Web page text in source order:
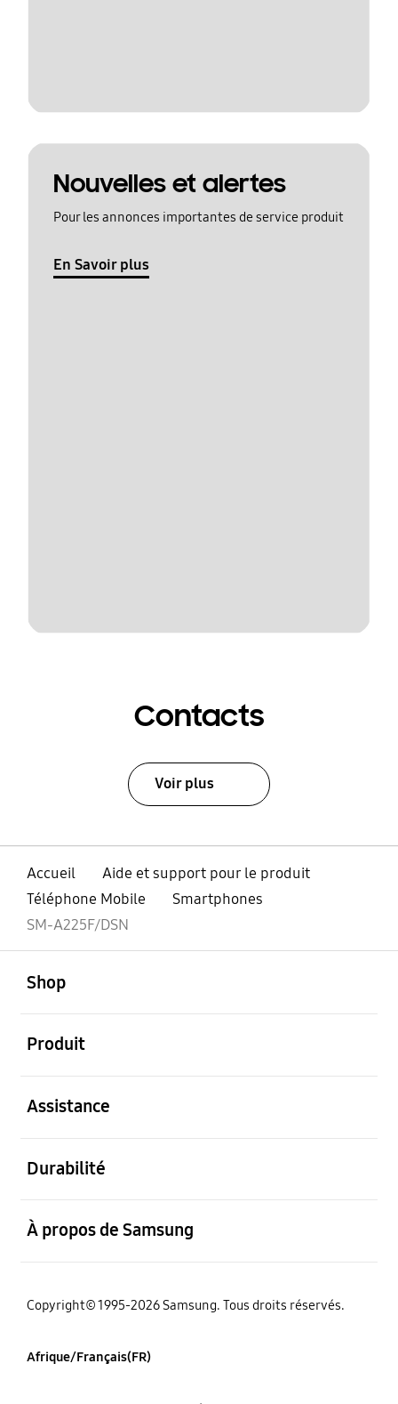
Nouvelles et alertes
Pour les annonces importantes de service produit
En Savoir plus
Contacts
Voir plus
Accueil
Aide et support pour le produit
Téléphone Mobile
Smartphones
SM-A225F/DSN
Shop
Produit
Assistance
Durabilité
À propos de Samsung
Copyright© 1995-2026 Samsung. Tous droits réservés.
Afrique/Français(FR)